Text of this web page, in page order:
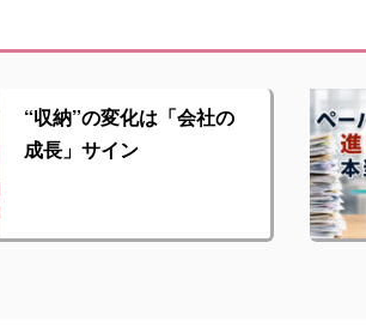
“収納”の変化は「会社の
成長」サイン